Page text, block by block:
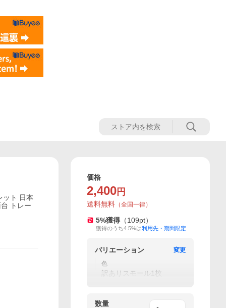
ット 日本
トレー
価格
2,400 円
送料無料 （全国一律）
5%獲得 （109pt）
獲得のうち4.5%は利用先・期間限定
バリエーション
変更
色
訳ありスモール1枚
数量